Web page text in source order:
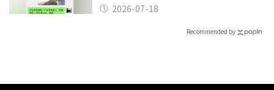
2026-07-18
Recommended by